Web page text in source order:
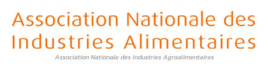
Association Nationale des Industries Agroalimentaires